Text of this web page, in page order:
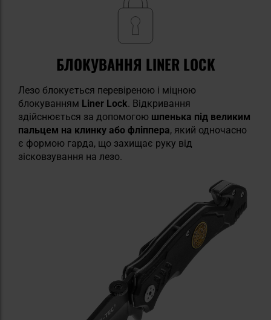
БЛОКУВАННЯ LINER LOCK
Лезо блокується перевіреною і міцною
блокуванням Liner Lock. Відкривання
здійснюється за допомогою шпенька під великим
пальцем на клинку або фліппера, який одночасно
є формою гарда, що захищає руку від
зісковзування на лезо.